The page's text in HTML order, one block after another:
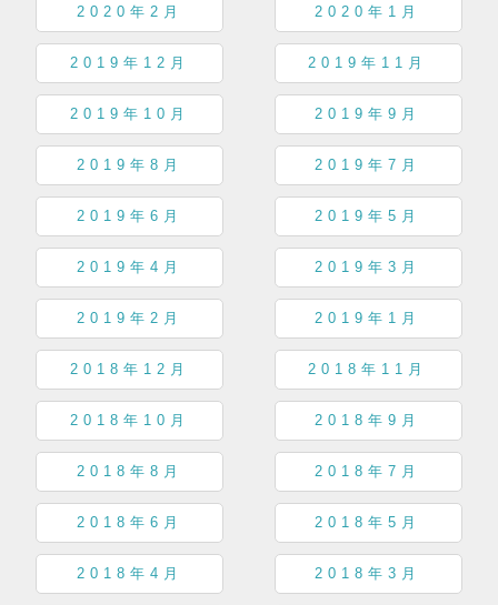
2020年2月 2020年1月
2019年12月 2019年11月
2019年10月 2019年9月
2019年8月 2019年7月
2019年6月 2019年5月
2019年4月 2019年3月
2019年2月 2019年1月
2018年12月 2018年11月
2018年10月 2018年9月
2018年8月 2018年7月
2018年6月 2018年5月
2018年4月 2018年3月